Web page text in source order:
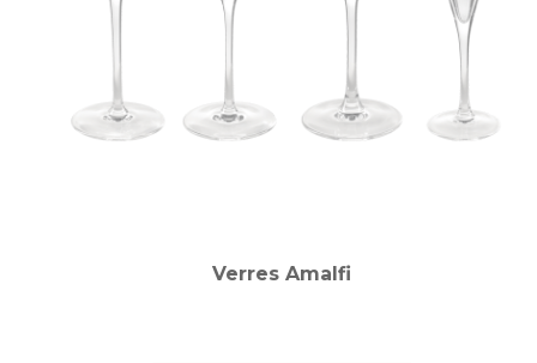
Verres Amalfi